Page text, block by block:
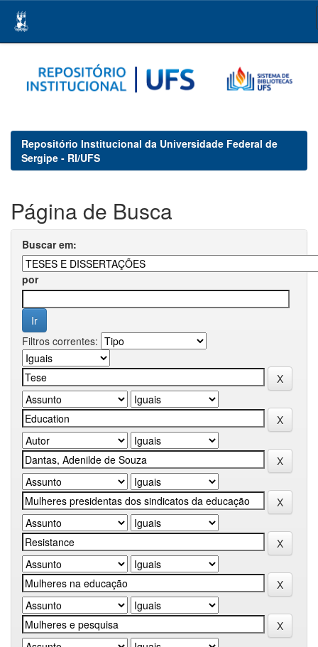
navigation
Repositório Institucional da Universidade Federal de
Sergipe - RI/UFS
Página de Busca
Buscar em:
por
Filtros correntes: